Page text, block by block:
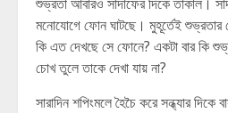
মনোযোগে ফোন ঘাটছে। মুহূর্তেই শুভ্রতার
কি এত দেখছে সে ফোনে? একটা বার কি
চোখ তুলে তাকে দেখা যায় না?
সারাদিন শপিংমলে হৈচৈ করে সন্ধ্যার দিকে